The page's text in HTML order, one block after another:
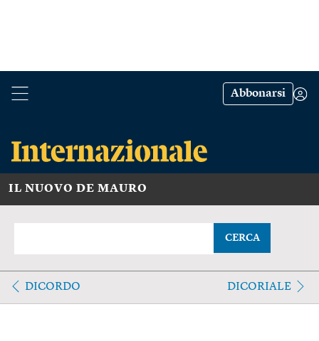
Abbonarsi
IL NUOVO DE MAURO
CERCA
DICORDO DICORIALE